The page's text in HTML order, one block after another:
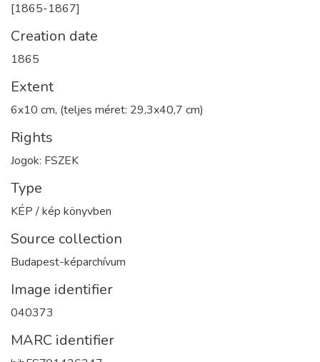
[1865-1867]
Creation date
1865
Extent
6x10 cm, (teljes méret: 29,3x40,7 cm)
Rights
Jogok: FSZEK
Type
KÉP / kép könyvben
Source collection
Budapest-képarchívum
Image identifier
040373
MARC identifier